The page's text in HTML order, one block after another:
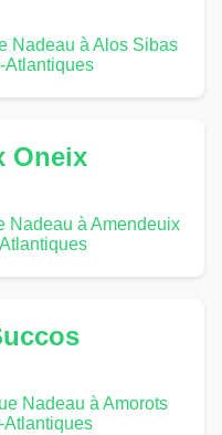
Nadeau à Alos Sibas
Atlantiques
Oneix
Nadeau à Amendeuix
Nadeau à Amorots
Atlantiques